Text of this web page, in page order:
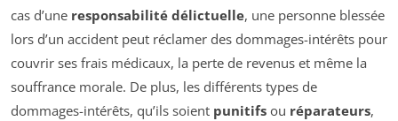
cas d’une responsabilité délictuelle, une personne blessée
lors d’un accident peut réclamer des dommages-intérêts pour
couvrir ses frais médicaux, la perte de revenus et même la
souffrance morale. De plus, les différents types de
dommages-intérêts, qu’ils soient punitifs ou réparateurs,